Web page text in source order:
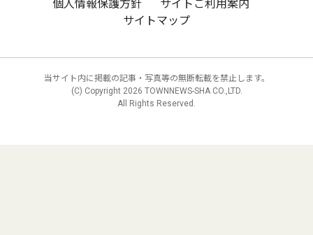
個人情報保護方針
サイトご利用案内
サイトマップ
当サイト内に掲載の記事・写真等の無断転載を禁止します。
(C) Copyright 2026 TOWNNEWS-SHA CO.,LTD.
All Rights Reserved.